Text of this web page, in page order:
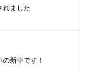
れました
新車です！